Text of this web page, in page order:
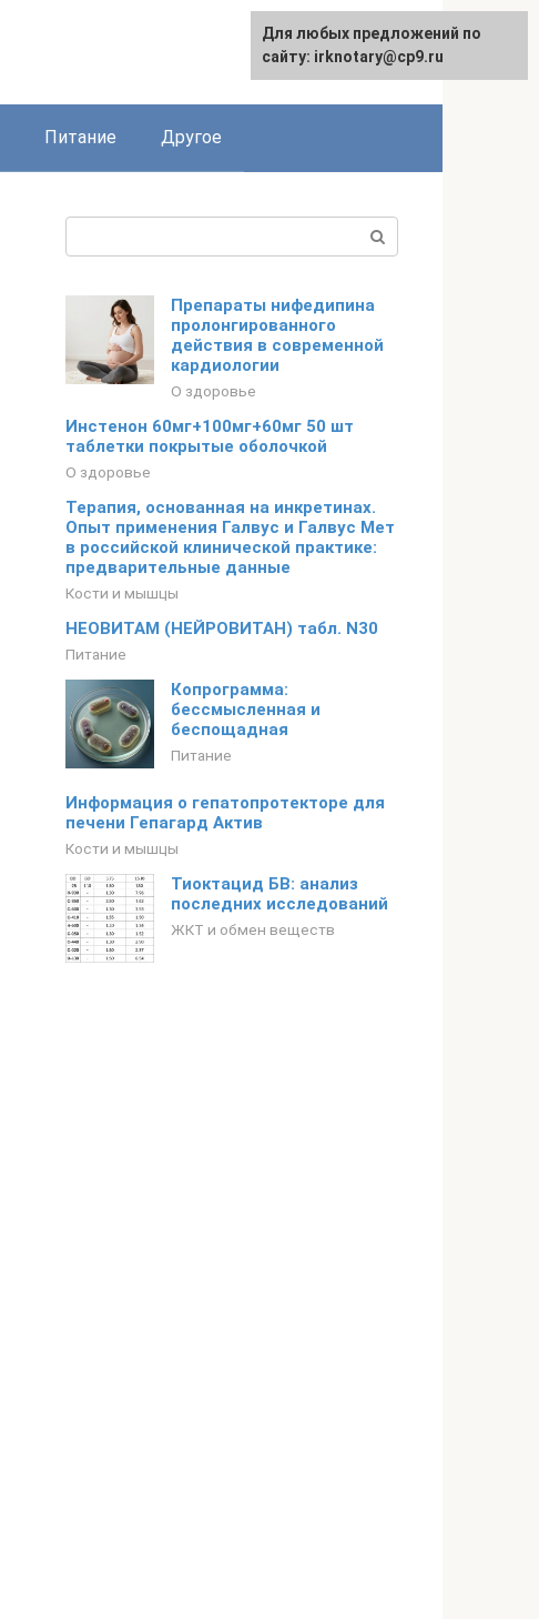
Питание Другое
Препараты нифедипина
пролонгированного
действия в современной
кардиологии
О здоровье
Инстенон 60мг+100мг+60мг 50 шт
таблетки покрытые оболочкой
О здоровье
Терапия, основанная на инкретинах.
Опыт применения Галвус и Галвус Мет
в российской клинической практике:
предварительные данные
Кости и мышцы
НЕОВИТАМ (НЕЙРОВИТАН) табл. N30
Питание
Копрограмма:
бессмысленная и
беспощадная
Питание
Информация о гепатопротекторе для
печени Гепагард Актив
Кости и мышцы
Тиоктацид БВ: анализ
последних исследований
ЖКТ и обмен веществ
Для любых предложений по
сайту: irknotary@cp9.ru